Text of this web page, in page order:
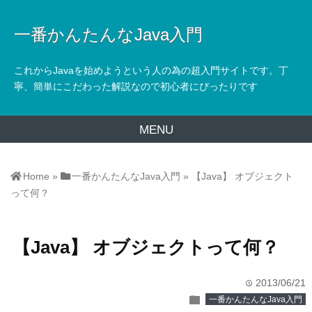
一番かんたんなJava入門
これからJavaを始めようという人の為の超入門サイトです。丁
寧、簡単にこだわった解説なので初心者にぴったりです
MENU
Home » 一番かんたんなJava入門 »
【Java】 オブジェクト
って何？
【Java】 オブジェクトって何？
time 2013/06/21
folder 一番かんたんなJava入門